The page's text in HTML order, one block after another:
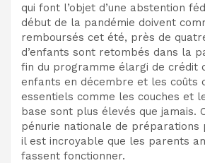
qui font l’objet d’une abstention
début de la pandémie doivent
remboursés cet été, près de
d’enfants sont retombés dans la
fin du programme élargi de crédit
enfants en décembre et les coûts
essentiels comme les couches et
base sont plus élevés que jamais.
pénurie nationale de préparations
il est incroyable que les parents
fassent fonctionner.